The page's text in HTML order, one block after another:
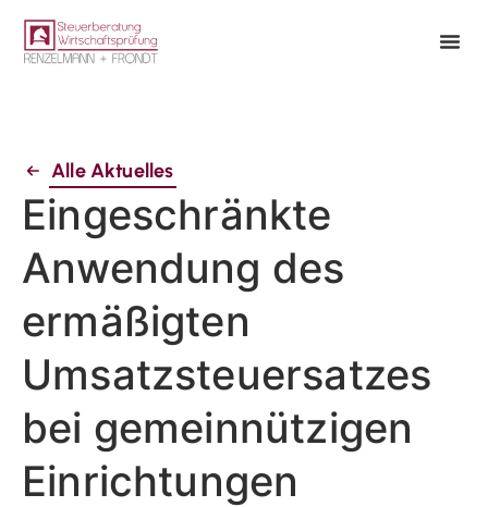
Alle Aktuelles
Eingeschränkte
Anwendung des
ermäßigten
Umsatzsteuersatzes
bei gemeinnützigen
Einrichtungen